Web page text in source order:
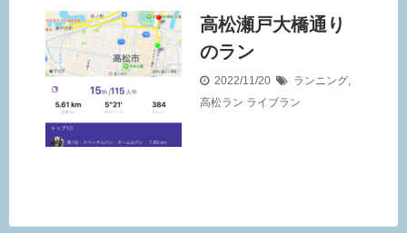
高松瀬戸大橋通り
のラン
2022/11/20 ランニング,
高松ラン ライブラン